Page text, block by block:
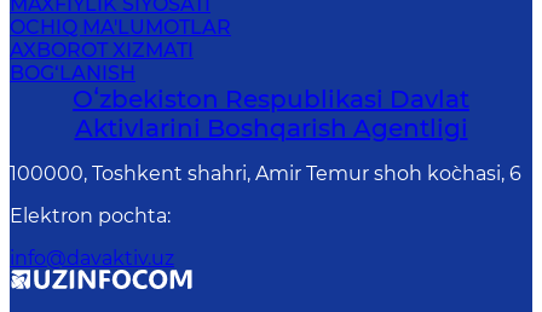
OCHIQ MA'LUMOTLAR
AXBOROT XIZMATI
BOG‘LANISH
Oʻzbekiston Respublikasi Davlat
Aktivlarini Boshqarish Agentligi
100000, Toshkent shahri, Amir Temur shoh ko`chasi, 6
Elektron pochta:
info@davaktiv.uz